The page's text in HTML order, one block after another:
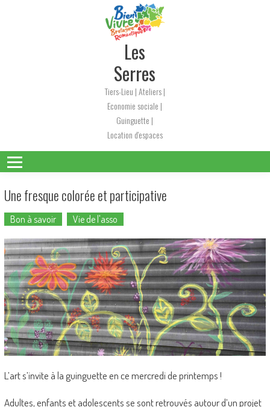
Les
Serres
Tiers-Lieu | Ateliers |
Economie sociale |
Guinguette |
Location d'espaces
Une fresque colorée et participative
Bon à savoir Vie de l'asso
L’art s’invite à la guinguette en ce mercredi de printemps !
Adultes, enfants et adolescents se sont retrouvés autour d’un projet